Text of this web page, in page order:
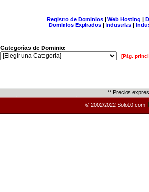
Registro de Dominios| Web Hosting |
Dominios Expirados | Industrias |
Categorías de Dominio:
[Pág.
** Precios
© 2002/2022 Solo10.com